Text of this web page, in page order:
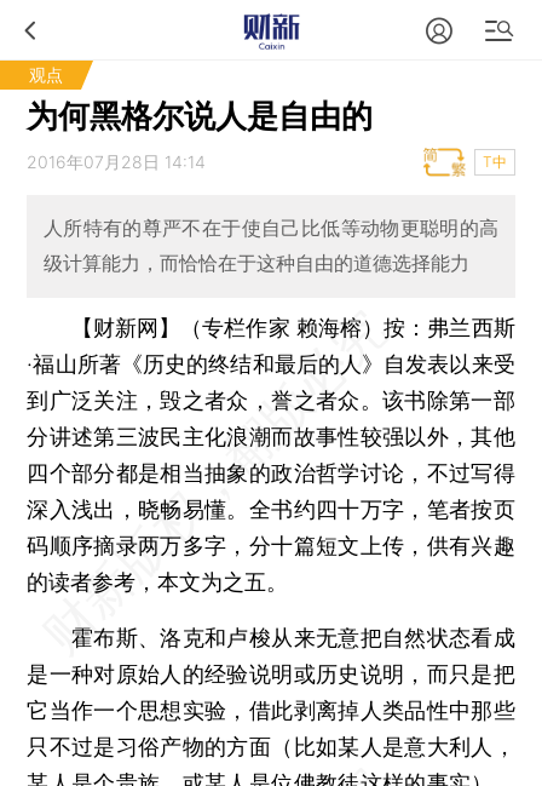
观点
为何黑格尔说人是自由的
2016年07月28日 14:14 T中
人所特有的尊严不在于使自己比低等动物更聪明的高
级计算能力，而恰恰在于这种自由的道德选择能力
【财新网】（专栏作家 赖海榕）按：弗兰西斯
·福山所著《历史的终结和最后的人》自发表以来受
到广泛关注，毁之者众，誉之者众。该书除第一部
分讲述第三波民主化浪潮而故事性较强以外，其他
四个部分都是相当抽象的政治哲学讨论，不过写得
深入浅出，晓畅易懂。全书约四十万字，笔者按页
码顺序摘录两万多字，分十篇短文上传，供有兴趣
的读者参考，本文为之五。
霍布斯、洛克和卢梭从来无意把自然状态看成
是一种对原始人的经验说明或历史说明，而只是把
它当作一个思想实验，借此剥离掉人类品性中那些
只不过是习俗产物的方面（比如某人是意大利人，